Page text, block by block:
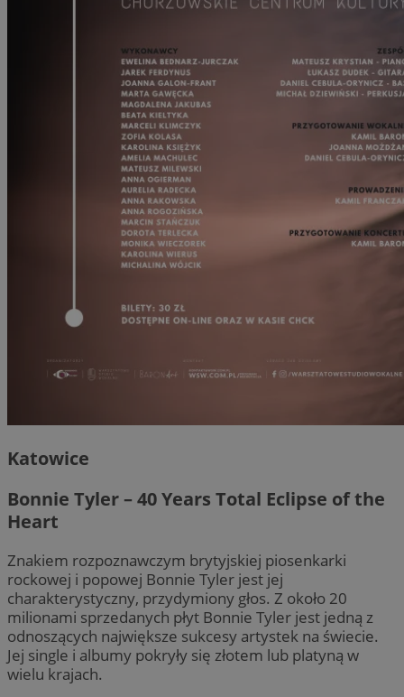
Katowice
Bonnie Tyler – 40 Years Total Eclipse of the
Heart
Znakiem rozpoznawczym brytyjskiej piosenkarki
rockowej i popowej Bonnie Tyler jest jej
charakterystyczny, przydymiony głos. Z około 20
milionami sprzedanych płyt Bonnie Tyler jest jedną z
odnoszących największe sukcesy artystek na świecie.
Jej single i albumy pokryły się złotem lub platyną w
wielu krajach.